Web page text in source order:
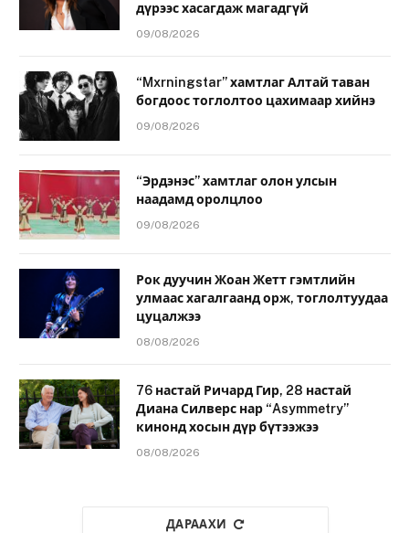
дүрээс хасагдаж магадгүй
09/08/2026
“Mxrningstar” хамтлаг Алтай таван
богдоос тоглолтоо цахимаар хийнэ
09/08/2026
“Эрдэнэс” хамтлаг олон улсын
наадамд оролцлоо
09/08/2026
Рок дуучин Жоан Жетт гэмтлийн
улмаас хагалгаанд орж, тоглолтуудаа
цуцалжээ
08/08/2026
76 настай Ричард Гир, 28 настай
Диана Силверс нар “Asymmetry”
кинонд хосын дүр бүтээжээ
08/08/2026
ДАРААХИ